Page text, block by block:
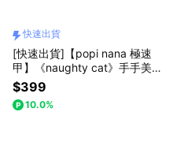
快速出貨
[快速出貨]【popi nana 極速
甲】《naughty cat》手手美甲 |
HN-145 (盒裝 / 每款24片)
$399
10.0%